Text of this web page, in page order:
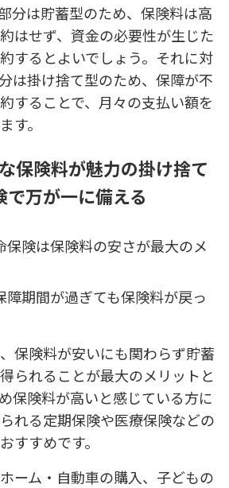
分は貯蓄型のため、保険料は高
はせず、資金の必要性が生じた
するとよいでしょう。それに対
は掛け捨て型のため、保障が不
することで、月々の支払い額を
す。
保険料が魅力の掛け捨て
で万が一に備える
保険は保険料の安さが最大のメ
障期間が過ぎても保険料が戻っ
保険料が安いにも関わらず貯蓄
られることが最大のメリットと
保険料が高いと感じている方に
れる定期保険や医療保険などの
すすめです。
ーム・自動車の購入、子どもの